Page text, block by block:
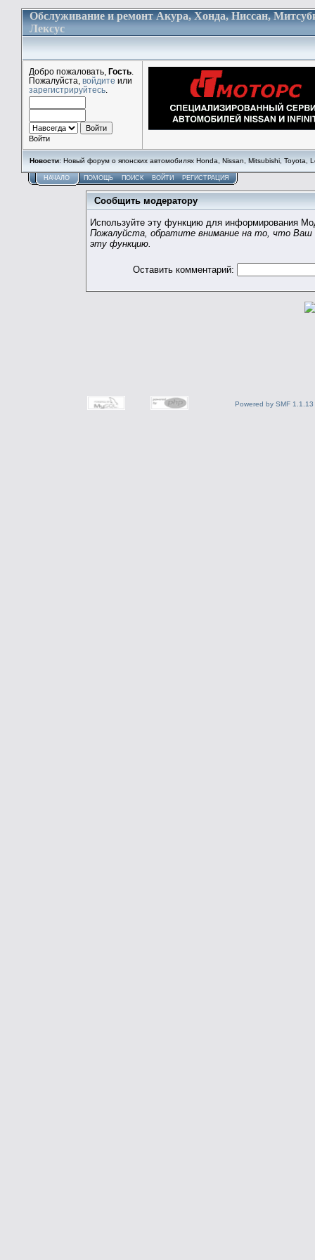
Обслуживание и ремонт Акура, Хонда, Ниссан,
Лексус
Добро пожаловать, Гость
Пожалуйста, войдите или
зарегистрируйтесь
Войти
Новости: Новый форум о японских автомобилях Honda, Nissan, Mitsubishi, Toyota,
НАЧАЛО ПОМОЩЬ ПОИСК ВОЙТИ РЕГИСТРАЦИЯ
Сообщить модератору
Используйте эту функцию для информирования
Пожалуйста, обратите внимание на то, что Ваш
эту функцию.
Оставить комментарий:
Powered by SMF 1.1.13